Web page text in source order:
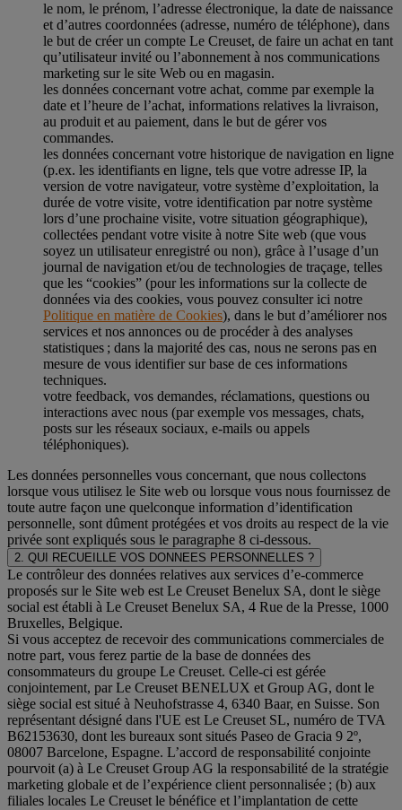
le nom, le prénom, l’adresse électronique, la date de naissance
et d’autres coordonnées (adresse, numéro de téléphone), dans
le but de créer un compte Le Creuset, de faire un achat en tant
qu’utilisateur invité ou l’abonnement à nos communications
marketing sur le site Web ou en magasin.
les données concernant votre achat, comme par exemple la
date et l’heure de l’achat, informations relatives la livraison,
au produit et au paiement, dans le but de gérer vos
commandes.
les données concernant votre historique de navigation en ligne
(p.ex. les identifiants en ligne, tels que votre adresse IP, la
version de votre navigateur, votre système d’exploitation, la
durée de votre visite, votre identification par notre système
lors d’une prochaine visite, votre situation géographique),
collectées pendant votre visite à notre Site web (que vous
soyez un utilisateur enregistré ou non), grâce à l’usage d’un
journal de navigation et/ou de technologies de traçage, telles
que les “cookies” (pour les informations sur la collecte de
données via des cookies, vous pouvez consulter ici notre
Politique en matière de Cookies), dans le but d’améliorer nos
services et nos annonces ou de procéder à des analyses
statistiques ; dans la majorité des cas, nous ne serons pas en
mesure de vous identifier sur base de ces informations
techniques.
votre feedback, vos demandes, réclamations, questions ou
interactions avec nous (par exemple vos messages, chats,
posts sur les réseaux sociaux, e-mails ou appels
téléphoniques).
Les données personnelles vous concernant, que nous collectons
lorsque vous utilisez le Site web ou lorsque vous nous fournissez de
toute autre façon une quelconque information d’identification
personnelle, sont dûment protégées et vos droits au respect de la vie
privée sont expliqués sous le paragraphe 8 ci-dessous.
2. QUI RECUEILLE VOS DONNEES PERSONNELLES ?
Le contrôleur des données relatives aux services d’e-commerce
proposés sur le Site web est Le Creuset Benelux SA, dont le siège
social est établi à Le Creuset Benelux SA, 4 Rue de la Presse, 1000
Bruxelles, Belgique.
Si vous acceptez de recevoir des communications commerciales de
notre part, vous ferez partie de la base de données des
consommateurs du groupe Le Creuset. Celle-ci est gérée
conjointement, par Le Creuset BENELUX et Group AG, dont le
siège social est situé à Neuhofstrasse 4, 6340 Baar, en Suisse. Son
représentant désigné dans l'UE est Le Creuset SL, numéro de TVA
B62153630, dont les bureaux sont situés Paseo de Gracia 9 2º,
08007 Barcelone, Espagne. L’accord de responsabilité conjointe
pourvoit (a) à Le Creuset Group AG la responsabilité de la stratégie
marketing globale et de l’expérience client personnalisée ; (b) aux
filiales locales Le Creuset le bénéfice et l’implantation de cette